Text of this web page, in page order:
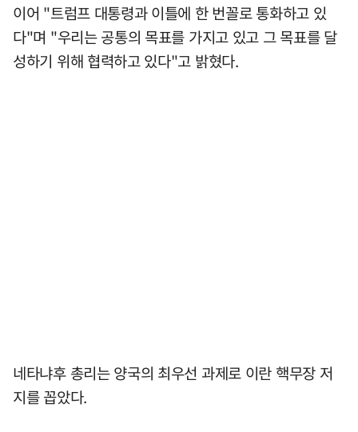
이어 "트럼프 대통령과 이틀에 한 번꼴로 통화하고 있
다"며 "우리는 공통의 목표를 가지고 있고 그 목표를 달
성하기 위해 협력하고 있다"고 밝혔다.
네타냐후 총리는 양국의 최우선 과제로 이란 핵무장 저
지를 꼽았다.